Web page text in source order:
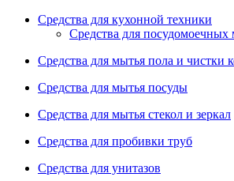
Средства для кухонной техники
Средства для
Средства для мытья пола и чистки
Средства для мытья посуды
Средства для мытья стекол и зеркал
Средства для пробивки труб
Средства для унитазов